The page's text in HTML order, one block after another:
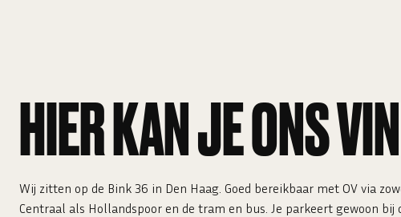
HIER KAN JE ONS
Wij zitten op de Bink 36 in Den Haag. Goed bereikbaar met OV via
Centraal als Hollandspoor en de tram en bus. Je parkeert gewoon bij